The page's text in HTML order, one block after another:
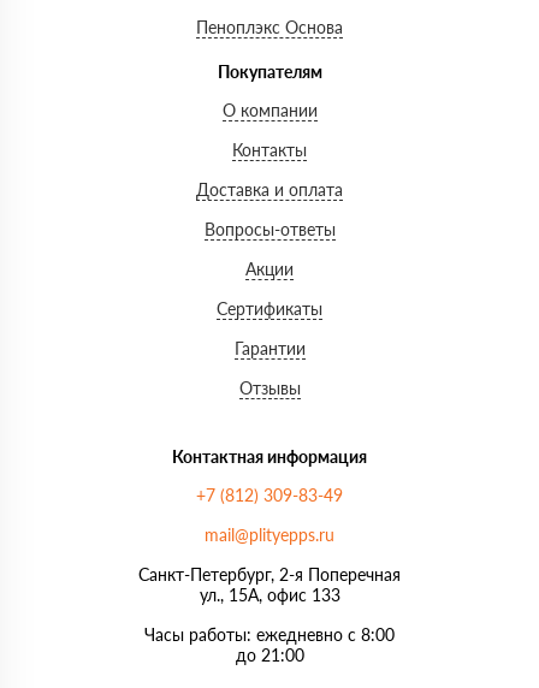
Пеноплэкс Основа
Покупателям
О компании
Контакты
Доставка и оплата
Вопросы-ответы
Акции
Сертификаты
Гарантии
Отзывы
Контактная информация
+7 (812) 309-83-49
mail@plityepps.ru
Санкт-Петербург, 2-я Поперечная
ул., 15А, офис 133
Часы работы: ежедневно с 8:00
до 21:00